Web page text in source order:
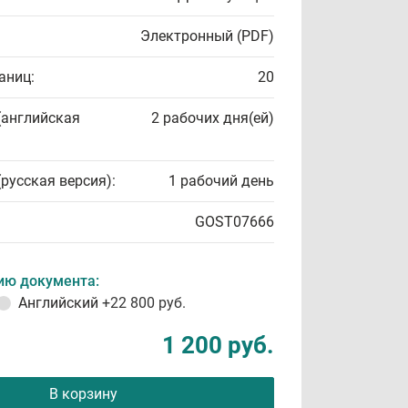
Электронный (PDF)
20
2 рабочих дня(ей)
версия): 1 рабочий день
GOST07666
документа:
Английский +22 800 руб.
1 200 руб.
В корзину